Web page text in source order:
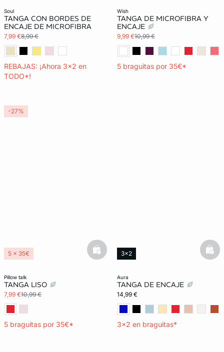
soul
TANGA CON BORDES DE
ENCAJE DE MICROFIBRA
7,99 €8,99 €
REBAJAS: ¡Ahora 3x2 en
TODO*!
wish
TANGA DE MICROFIBRA Y
ENCAJE
9,99 €10,99 €
5 braguitas por 35€*
pillow talk
TANGA LISO
7,99 €10,99 €
5 braguitas por 35€*
5 x 35€
basketfull
-27%
aura
TANGA DE ENCAJE
14,99 €
3x2 en braguitas*
3x2